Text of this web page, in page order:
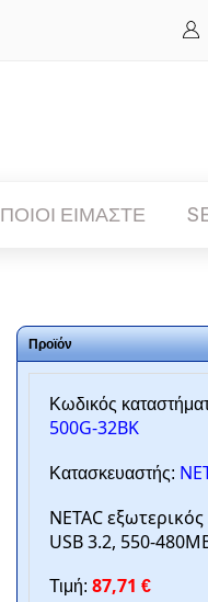
ΠΟΙΟΙ ΕΙΜΑΣΤΕ
Προϊόν
Κωδικός
500G-32BK
Κατασκευαστής:
NETAC
USB 3.2, 550-
Τιμή: 87,71 €